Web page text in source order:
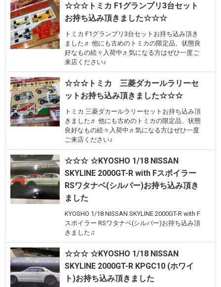
☆☆☆トミカ F1グランプリ3台セット
お持ち込み頂きました☆☆☆
トミカ F1グランプリ3台セットお持ち込み頂き
ました♬ 他にも古めのトミカの限定品、状態良
好なもの続々入荷中♬気になる方はぜひ一度ご
来店ください♪
☆☆☆トミカ 三菱ダカールラリーセ
ットお持ち込み頂きました☆☆☆
トミカ 三菱ダカールラリーセットお持ち込み頂
きました♬ 他にも古めのトミカの限定品、状態
良好なもの続々入荷中♬気になる方はぜひ一度
ご来店ください♪
☆☆☆ ☆KYOSHO 1/18 NISSAN
SKYLINE 2000GT-R with Fスポイラー
RSワタナベ(シルバー)お持ち込み頂き
ました
KYOSHO 1/18 NISSAN SKYLINE 2000GT-R with F
スポイラー RSワタナベ(シルバー)お持ち込み頂
きました♫
☆☆☆ ☆KYOSHO 1/18 NISSAN
SKYLINE 2000GT-R KPGC10 (ホワイ
ト)お持ち込み頂きました